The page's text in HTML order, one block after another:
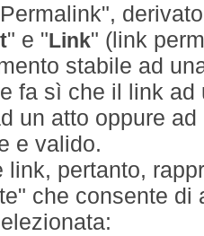
" e " Link" (link
stabile ad
fa sì che il link
un atto oppure
e valido.
link, pertanto,
che consente